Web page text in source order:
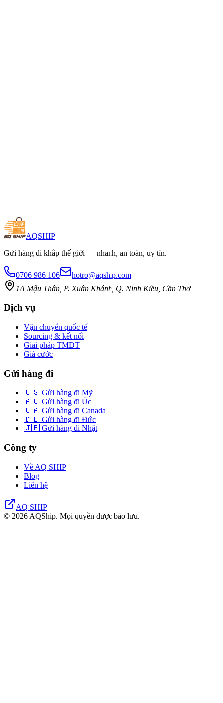
Gửi hàng ngay
AQSHIP
Gửi hàng đi khắp thế giới — nhanh, an toàn, uy tín.
0706 986 106
hotro@aqship.com
1A Mậu Thân, P. Xuân Khánh, Q. Ninh Kiều, Cần Thơ
Dịch vụ
Vận chuyển quốc tế
Sourcing & kết nối
Giải pháp TMĐT
Giá cước
Gửi hàng đi
🇺🇸 Gửi hàng đi Mỹ
🇦🇺 Gửi hàng đi Úc
🇨🇦 Gửi hàng đi Canada
🇩🇪 Gửi hàng đi Đức
🇯🇵 Gửi hàng đi Nhật
Công ty
Về AQ SHIP
Blog
Liên hệ
AQ SHIP
© 2026 AQShip. Mọi quyền được bảo lưu.